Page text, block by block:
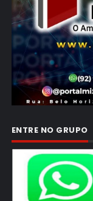
ENTRE NO GRUPO